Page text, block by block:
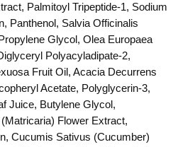
Palmitoyl Tripeptide-1, Sodium
Panthenol, Salvia Officinalis
Glycol, Olea Europaea
Polyacyladipate-2,
Fruit Oil, Acacia Decurrens
Acetate, Polyglycerin-3,
Juice, Butylene Glycol,
Flower Extract,
Cucumis Sativus (Cucumber)